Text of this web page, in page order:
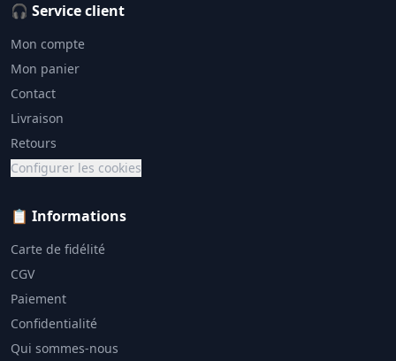
🎧 Service client
Mon compte
Mon panier
Contact
Livraison
Retours
Configurer les cookies
📋 Informations
Carte de fidélité
CGV
Paiement
Confidentialité
Qui sommes-nous